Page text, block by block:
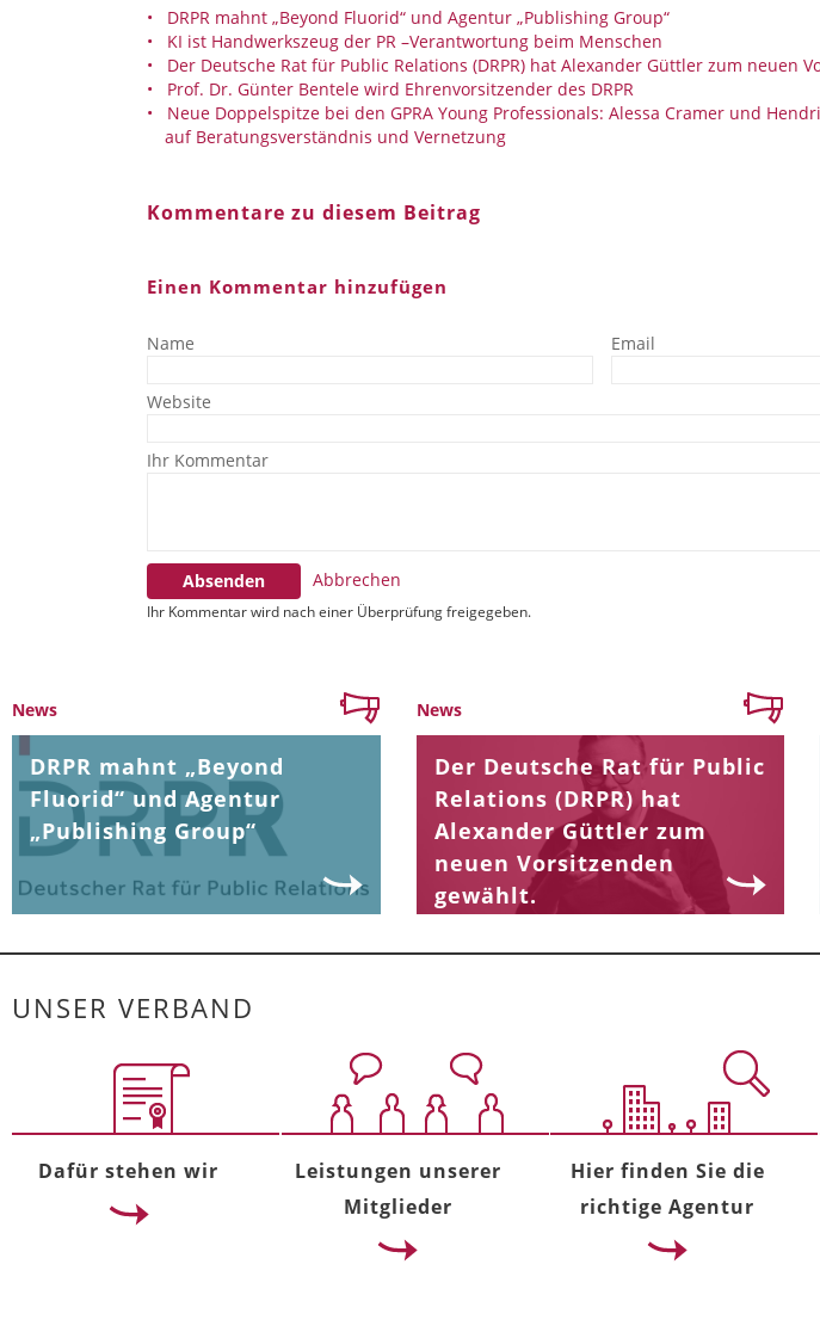
DRPR mahnt „Beyond Fluorid“ und Agentur „Publishing Group“
KI ist Handwerkszeug der PR –Verantwortung beim Menschen
Der Deutsche Rat für Public Relations (DRPR) hat Alexander Güttler zum neuen
Prof. Dr. Günter Bentele wird Ehrenvorsitzender des DRPR
Neue Doppelspitze bei den GPRA Young Professionals: Alessa Cramer und
auf Beratungsverständnis und Vernetzung
Kommentare zu diesem Beitrag
Einen Kommentar hinzufügen
Name Email
Website
Ihr Kommentar
Absenden Abbrechen
Ihr Kommentar wird nach einer Überprüfung freigegeben.
News
DRPR mahnt „Beyond
Fluorid“ und Agentur
„Publishing Group“
News
Der Deutsche Rat für Public
Relations (DRPR) hat
Alexander Güttler zum
neuen Vorsitzenden
gewählt.
UNSER VERBAND
Dafür stehen wir
Leistungen unserer
Mitglieder
Hier finden Sie die
richtige Agentur